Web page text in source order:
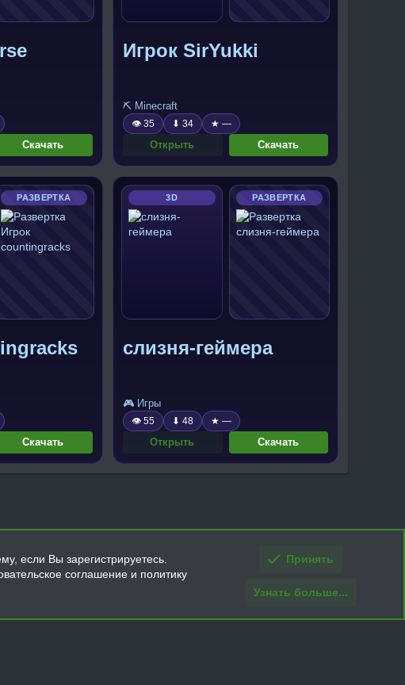
Скачать
Игрок SirYukki
⛏️ Minecraft
👁 35 ⬇ 34 ★ —
Открыть Скачать
РАЗВЕРТКА
Скачать
3D РАЗВЕРТКА
слизня-геймера
🎮 Игры
👁 55 ⬇ 48 ★ —
Открыть Скачать
Главная
R
S
если Вы зарегистрируетесь.
соглашение и политику
Принять
Узнать больше...